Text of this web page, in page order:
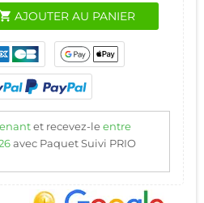
AJOUTER AU PANIER
et recevez-leentre
avec Paquet Suivi PRIO